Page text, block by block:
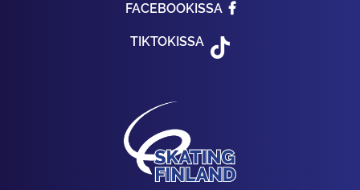
FACEBOOKISSA
TIKTOKISSA